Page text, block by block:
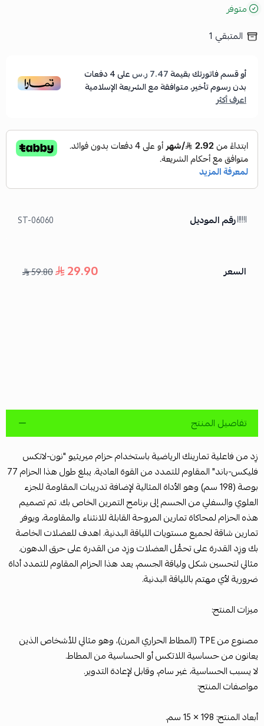
متوفر
المتبقي 1
أو قسم فاتورتك بقيمة7.47 ر.س على4دفعات
بدون رسوم تأخير، متوافقة مع الشريعة الإسلامية
اعرف أكثر
رقم الموديل ST-06060
السعر 29.90
59.80
تفاصيل المنتج
زِد من فاعلية تمارينك الرياضية باستخدام حزام ميريثيو "نون-لاتكس
فليكس-باند" المقاوم للتمدد من القوة العادية. يبلغ طول هذا الحزام 77
بوصة (198 سم) وهو الأداة المثالية لإضافة تدريبات المقاومة للجزء
العلوي والسفلي من الجسم إلى برنامج التمرين الخاص بك. تم تصميم
هذه الحزام لمحاكاة تمارين المروحة القابلة للانثناء والمقاومة، ويوفر
تمارين شاقة لجميع مستويات اللياقة البدنية. اهدف للعضلات الخاصة
بك وزِد القدرة على تحمُّل العضلات وزِد من القدرة على حرق الدهون.
مثالي لتحسين شكل ولياقة الجسم، يعد هذا الحزام المقاوم للتمدد أداة
ضرورية لأي مهتم باللياقة البدنية.
ميزات المنتج:
مصنوع من TPE (المطاط الحراري المرن)، وهو مثالي للأشخاص الذين
يعانون من حساسية اللاتكس أو الحساسية من المطاط.
لا يسبب الحساسية، غير سام، وقابل لإعادة التدوير.
مواصفات المنتج:
أبعاد المنتج: 198 × 15 سم.